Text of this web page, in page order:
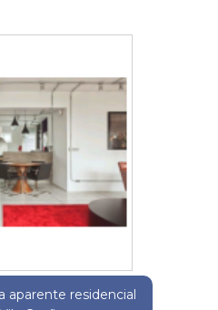
aparente residencial